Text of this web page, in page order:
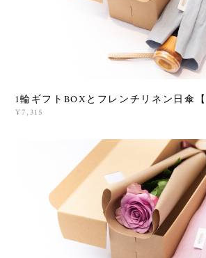
1輪ギフトBOXとフレンチリネン日傘
¥7,315